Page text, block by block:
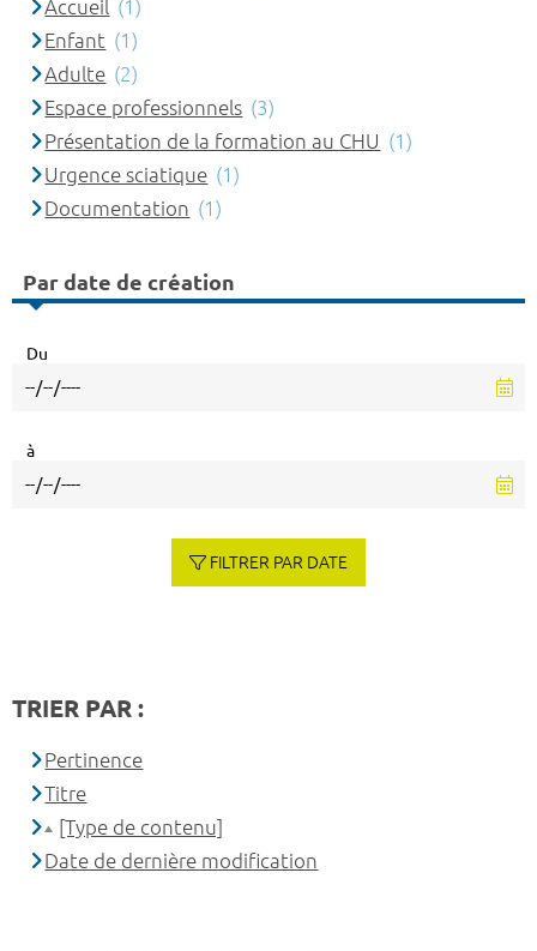
Accueil (1)
Enfant (1)
Adulte (2)
Espace professionnels (3)
Présentation de la formation au CHU (1)
Urgence sciatique (1)
Documentation (1)
Par date de création
Du
à
FILTRER PAR DATE
TRIER PAR :
Pertinence
Titre
[Type de contenu]
Date de dernière modification